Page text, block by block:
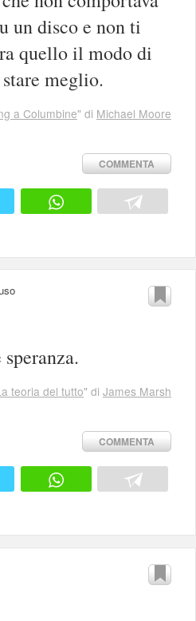
un disco e non ti
quello il modo di
meglio.
a Columbine" di Michael Moore
COMMENTA
teoria del tutto" di James Marsh
COMMENTA